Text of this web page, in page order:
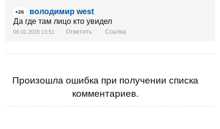
+26
володимир west
Да где там лицо кто увидел
08.01.2015 13:51 Ответить Ссылка
Произошла ошибка при получении списка
комментариев.